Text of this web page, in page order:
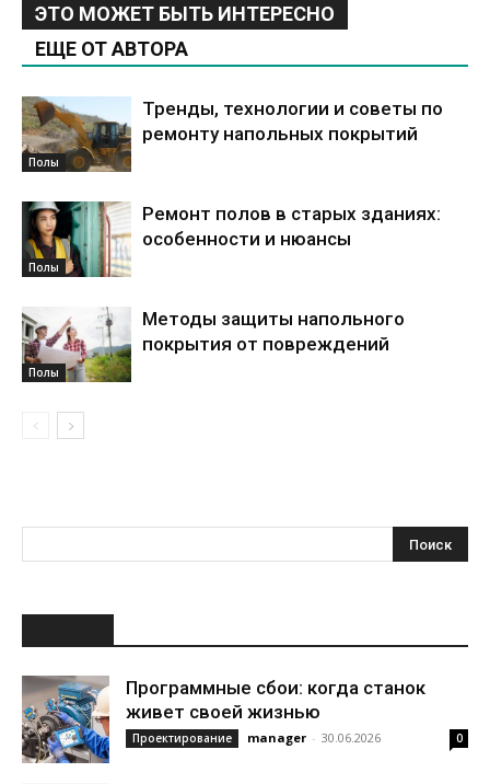
ЭТО МОЖЕТ БЫТЬ ИНТЕРЕСНО
ЕЩЕ ОТ АВТОРА
Полы
Тренды, технологии и советы по
ремонту напольных покрытий
Полы
Ремонт полов в старых зданиях:
особенности и нюансы
Полы
Методы защиты напольного
покрытия от повреждений
Программные сбои: когда станок
живет своей жизнью
Проектирование manager - 30.06.2026 0